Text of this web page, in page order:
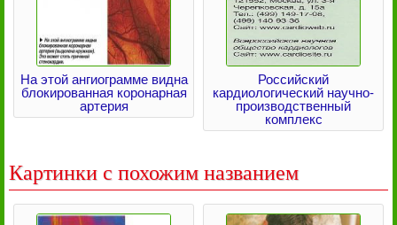
На этой ангиограмме видна
блокированная коронарная
артерия
Российский
кардиологический научно-
производственный
комплекс
Картинки с похожим названием